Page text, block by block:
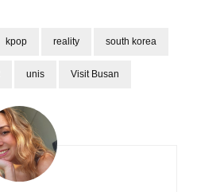
kpop reality south korea
unis Visit Busan